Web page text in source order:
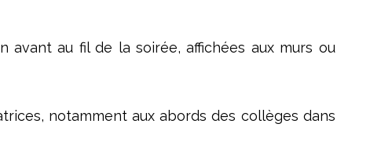
avant au fil de la soirée, affichées aux murs ou
notamment aux abords des collèges dans